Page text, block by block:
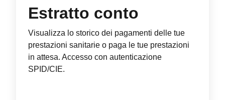
Estratto conto
Visualizza lo storico dei pagamenti delle tue
prestazioni sanitarie o paga le tue prestazioni
in attesa. Accesso con autenticazione
SPID/CIE.